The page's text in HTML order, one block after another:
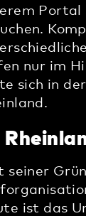
nur im
sich in
seiner
ist das